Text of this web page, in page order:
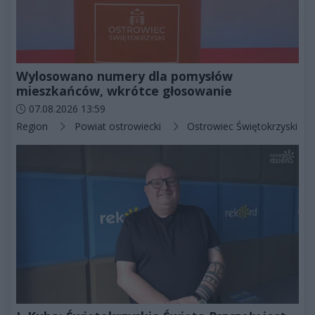
Wylosowano numery dla pomysłów
mieszkańców, wkrótce głosowanie
Data dodania artykułu:
07.08.2026 13:59
Kategorie artykułu:
Region Powiat ostrowiecki Ostrowiec Świętokrzyski